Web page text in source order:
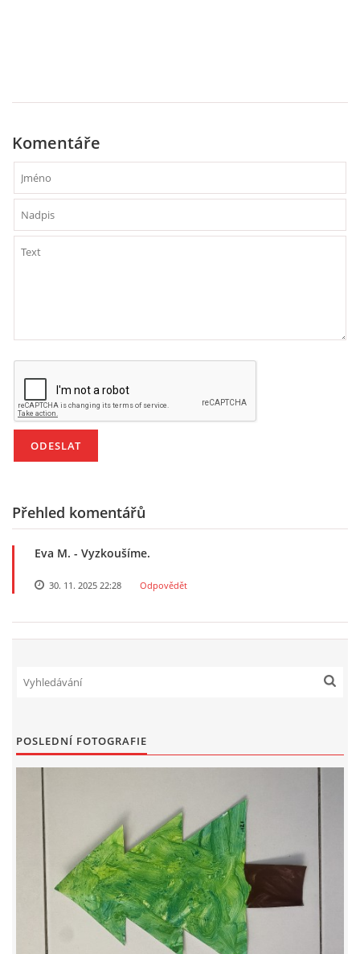
PÍSNĚ K TÉMATU ZIMA
BÁSNĚ K TÉMATU ZIMA
SMYSLOVÁ AKTIVITA
JÓGOVÉ CVIČENÍ, TYPY, RADY, RECENZE
STÁTNÍ SVÁTKY
HALLOWEEN
SVATÝ MARTIN
SVATÁ KATEŘINA 25.LISTOPADU
Komentáře
Přehled komentářů
Eva M. - Vyzkoušíme.
30. 11. 2025 22:28 Odpovědět
POSLEDNÍ FOTOGRAFIE